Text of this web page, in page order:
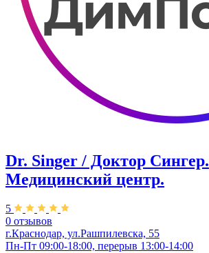
Dr. Singer / Доктор Сингер.
Медицинский центр.
5
0 отзывов
г.Краснодар, ул.Рашпилевска, 55
Пн-Пт 09:00-18:00, перерыв 13:00-14:00